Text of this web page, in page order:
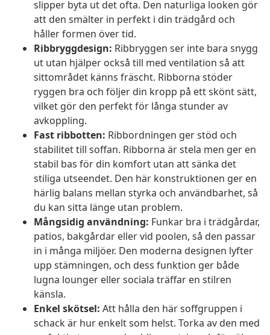
slipper byta ut det ofta. Den naturliga looken gör
att den smälter in perfekt i din trädgård och
håller formen över tid.
Ribbryggdesign: Ribbryggen ser inte bara snygg
ut utan hjälper också till med ventilation så att
sittområdet känns fräscht. Ribborna stöder
ryggen bra och följer din kropp på ett skönt sätt,
vilket gör den perfekt för långa stunder av
avkoppling.
Fast ribbotten: Ribbordningen ger stöd och
stabilitet till soffan. Ribborna är stela men ger en
stabil bas för din komfort utan att sänka det
stiliga utseendet. Den här konstruktionen ger en
härlig balans mellan styrka och användbarhet, så
du kan sitta länge utan problem.
Mångsidig användning: Funkar bra i trädgårdar,
patios, bakgårdar eller vid poolen, så den passar
in i många miljöer. Den moderna designen lyfter
upp stämningen, och dess funktion ger både
lugna lounger eller sociala träffar en stilren
känsla.
Enkel skötsel: Att hålla den här soffgruppen i
schack är hur enkelt som helst. Torka av den med